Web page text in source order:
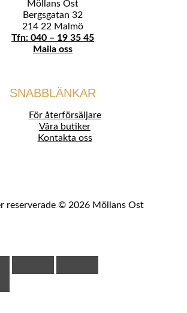
Möllans Ost
Bergsgatan 32
214 22 Malmö
Tfn: 040 – 19 35 45
Maila oss
SNABBLÄNKAR
För återförsäljare
Våra butiker
Kontakta oss
reserverade © 2026 Möllans Ost